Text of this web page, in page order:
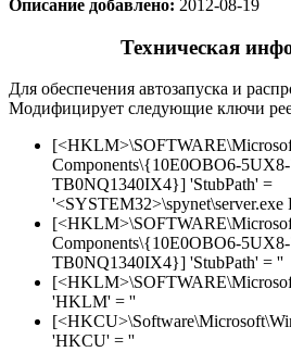
Описание добавлено: 2012-08-19
Техническая
Для обеспечения автозапуска и
Модифицирует следующие ключи
Components\{10E0OBO6-
TB0NQ1340IX4}] 'StubPath' =
'<SYSTEM32>\spynet\server.exe
Components\{10E0OBO6-
TB0NQ1340IX4}] 'StubPath' = ''
'HKLM' = ''
'HKCU' = ''